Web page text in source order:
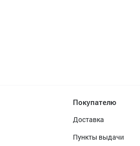
Покупателю
Доставка
Пункты выдачи